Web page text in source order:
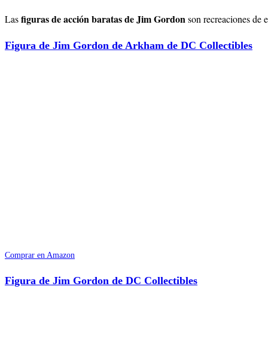
Lasfiguras de acción baratas de Jim Gordonson recreaciones de
Figura de Jim Gordon de Arkham de DC Collectibles
Comprar en Amazon
Figura de Jim Gordon de DC Collectibles